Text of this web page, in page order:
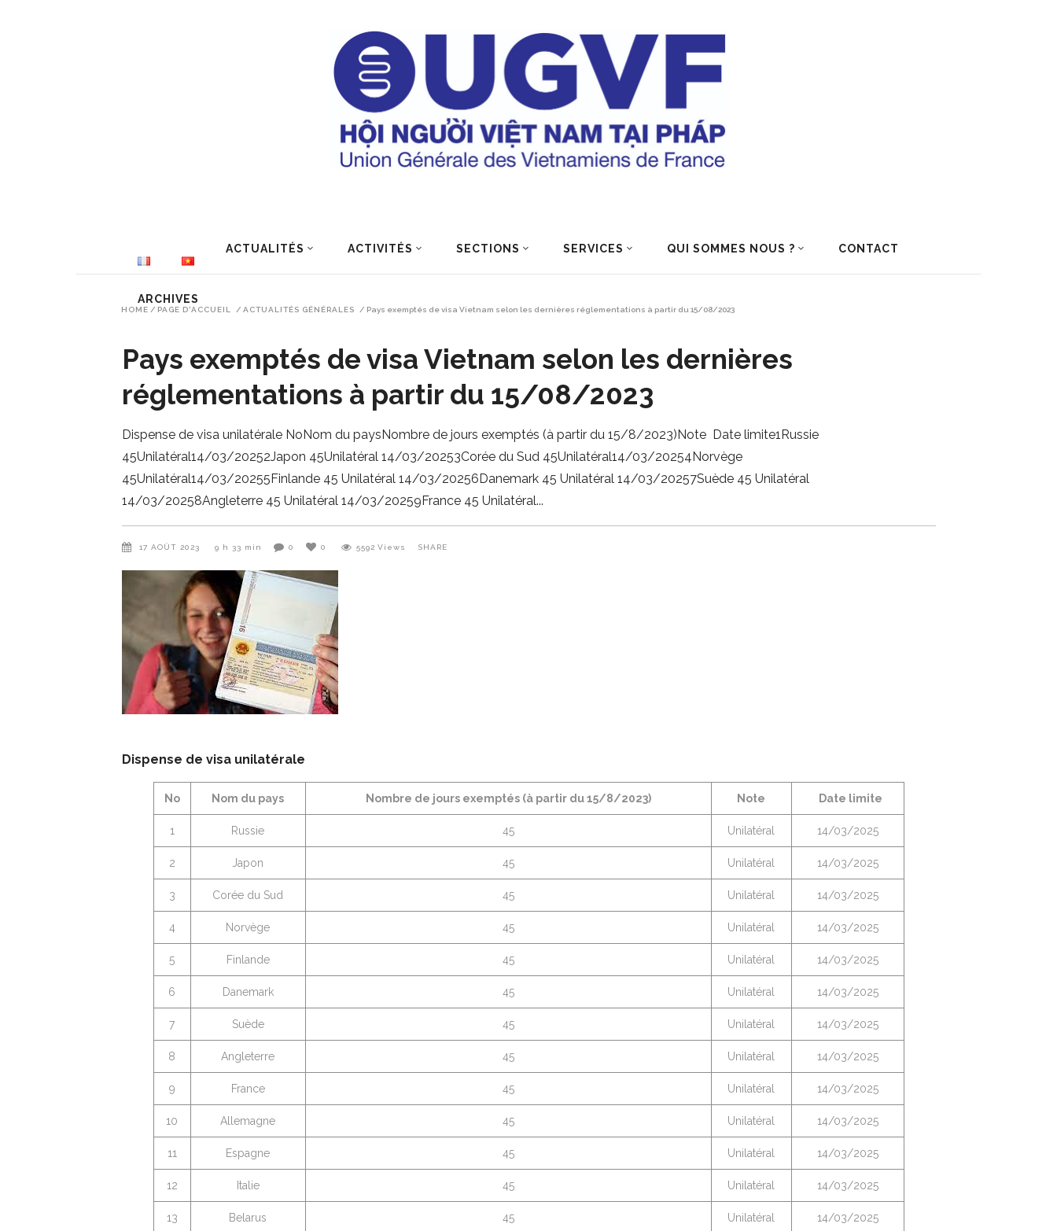
ACTUALITÉS ACTIVITÉS SECTIONS SERVICES QUI SOMMES NOUS ? CONTACT
ARCHIVES
HOME / PAGE D'ACCUEIL / ACTUALITÉS GÉNÉRALES / Pays exemptés de visa Vietnam selon les dernières réglementations à partir du 15/08/2023
Pays exemptés de visa Vietnam selon les dernières
réglementations à partir du 15/08/2023
Dispense de visa unilatérale NoNom du paysNombre de jours exemptés (à partir du 15/8/2023)Note Date limite1Russie
45Unilatéral14/03/20252Japon 45Unilatéral 14/03/20253Corée du Sud 45Unilatéral14/03/20254Norvège
45Unilatéral14/03/20255Finlande 45 Unilatéral 14/03/20256Danemark 45 Unilatéral 14/03/20257Suède 45 Unilatéral
14/03/20258Angleterre 45 Unilatéral 14/03/20259France 45 Unilatéral
17 AOÛT 2023 9 h 33 min 0 0 5592 Views SHARE
Dispense de visa unilatérale
No Nom du pays Nombre de jours exemptés (à partir du 15/8/2023) Note Date limite
1 Russie 45 Unilatéral 14/03/2025
2 Japon 45 Unilatéral 14/03/2025
3 Corée du Sud 45 Unilatéral 14/03/2025
4 Norvège 45 Unilatéral 14/03/2025
5 Finlande 45 Unilatéral 14/03/2025
6 Danemark 45 Unilatéral 14/03/2025
7 Suède 45 Unilatéral 14/03/2025
8 Angleterre 45 Unilatéral 14/03/2025
9 France 45 Unilatéral 14/03/2025
10 Allemagne 45 Unilatéral 14/03/2025
11 Espagne 45 Unilatéral 14/03/2025
12 Italie 45 Unilatéral 14/03/2025
13 Belarus 45 Unilatéral 14/03/2025